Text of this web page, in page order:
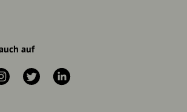
auf